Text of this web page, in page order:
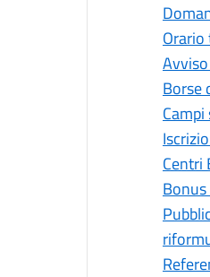
Borse
Centri